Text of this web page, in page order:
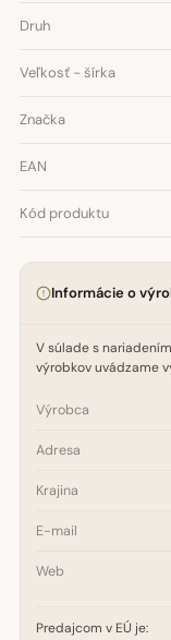
Druh
Veľkosť - šírka
Značka
EAN
Kód produktu
Informácie o
V súlade s
výrobkov uvádzame
Výrobca
Adresa
Krajina
E-mail
Web
Predajcom v EÚ je: